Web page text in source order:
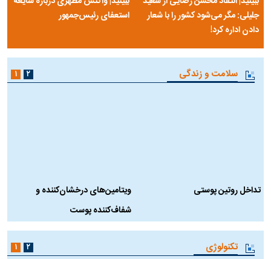
جلیلی: مگر می‌شود کشور را با شعار
دادن اداره کرد!
استعفای رئیس‌جمهور
سلامت و زندگی
تداخل روتین پوستی
ویتامین‌های درخشان‌کننده و
شفاف‌کننده پوست
۱ ۲
تکنولوژی ۱ ۲